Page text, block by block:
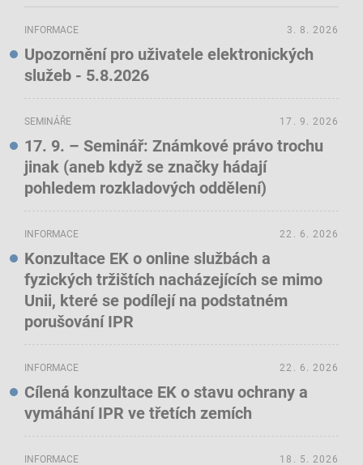
INFORMACE
Upozornění pro uživatele elektronických
služeb - 5.8.2026
3. 8. 2026
SEMINÁŘE
17. 9. – Seminář: Známkové právo trochu
jinak (aneb když se značky hádají
pohledem rozkladových oddělení)
17. 9. 2026
INFORMACE
Konzultace EK o online službách a
fyzických tržištích nacházejících se mimo
Unii, které se podílejí na podstatném
porušování IPR
22. 6. 2026
INFORMACE
Cílená konzultace EK o stavu ochrany a
vymáhání IPR ve třetích zemích
22. 6. 2026
INFORMACE 18. 5. 2026